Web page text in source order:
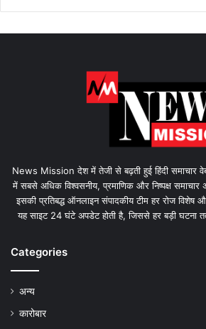
News Mission देश में तेजी से बढ़ती हुई हिंदी समाचार
में सबसे अधिक विश्वसनीय, प्रमाणिक और निष्पक्ष समाचार
इसकी प्रतिबद्ध ऑनलाइन संपादकीय टीम हर रोज विशेष
यह साइट 24 घंटे अपडेट होती है, जिससे हर बड़ी घटना
Categories
अन्य
कारोबार